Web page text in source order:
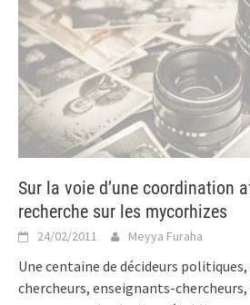
Sur la voie d’une coordination
recherche sur les mycorhizes
24/02/2011 Meyya Furaha
Une centaine de décideurs
chercheurs, enseignants-